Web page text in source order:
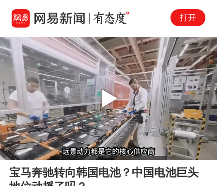
打开
00:00 02:45
Play
宝马奔驰转向韩国电池？中国电池巨头